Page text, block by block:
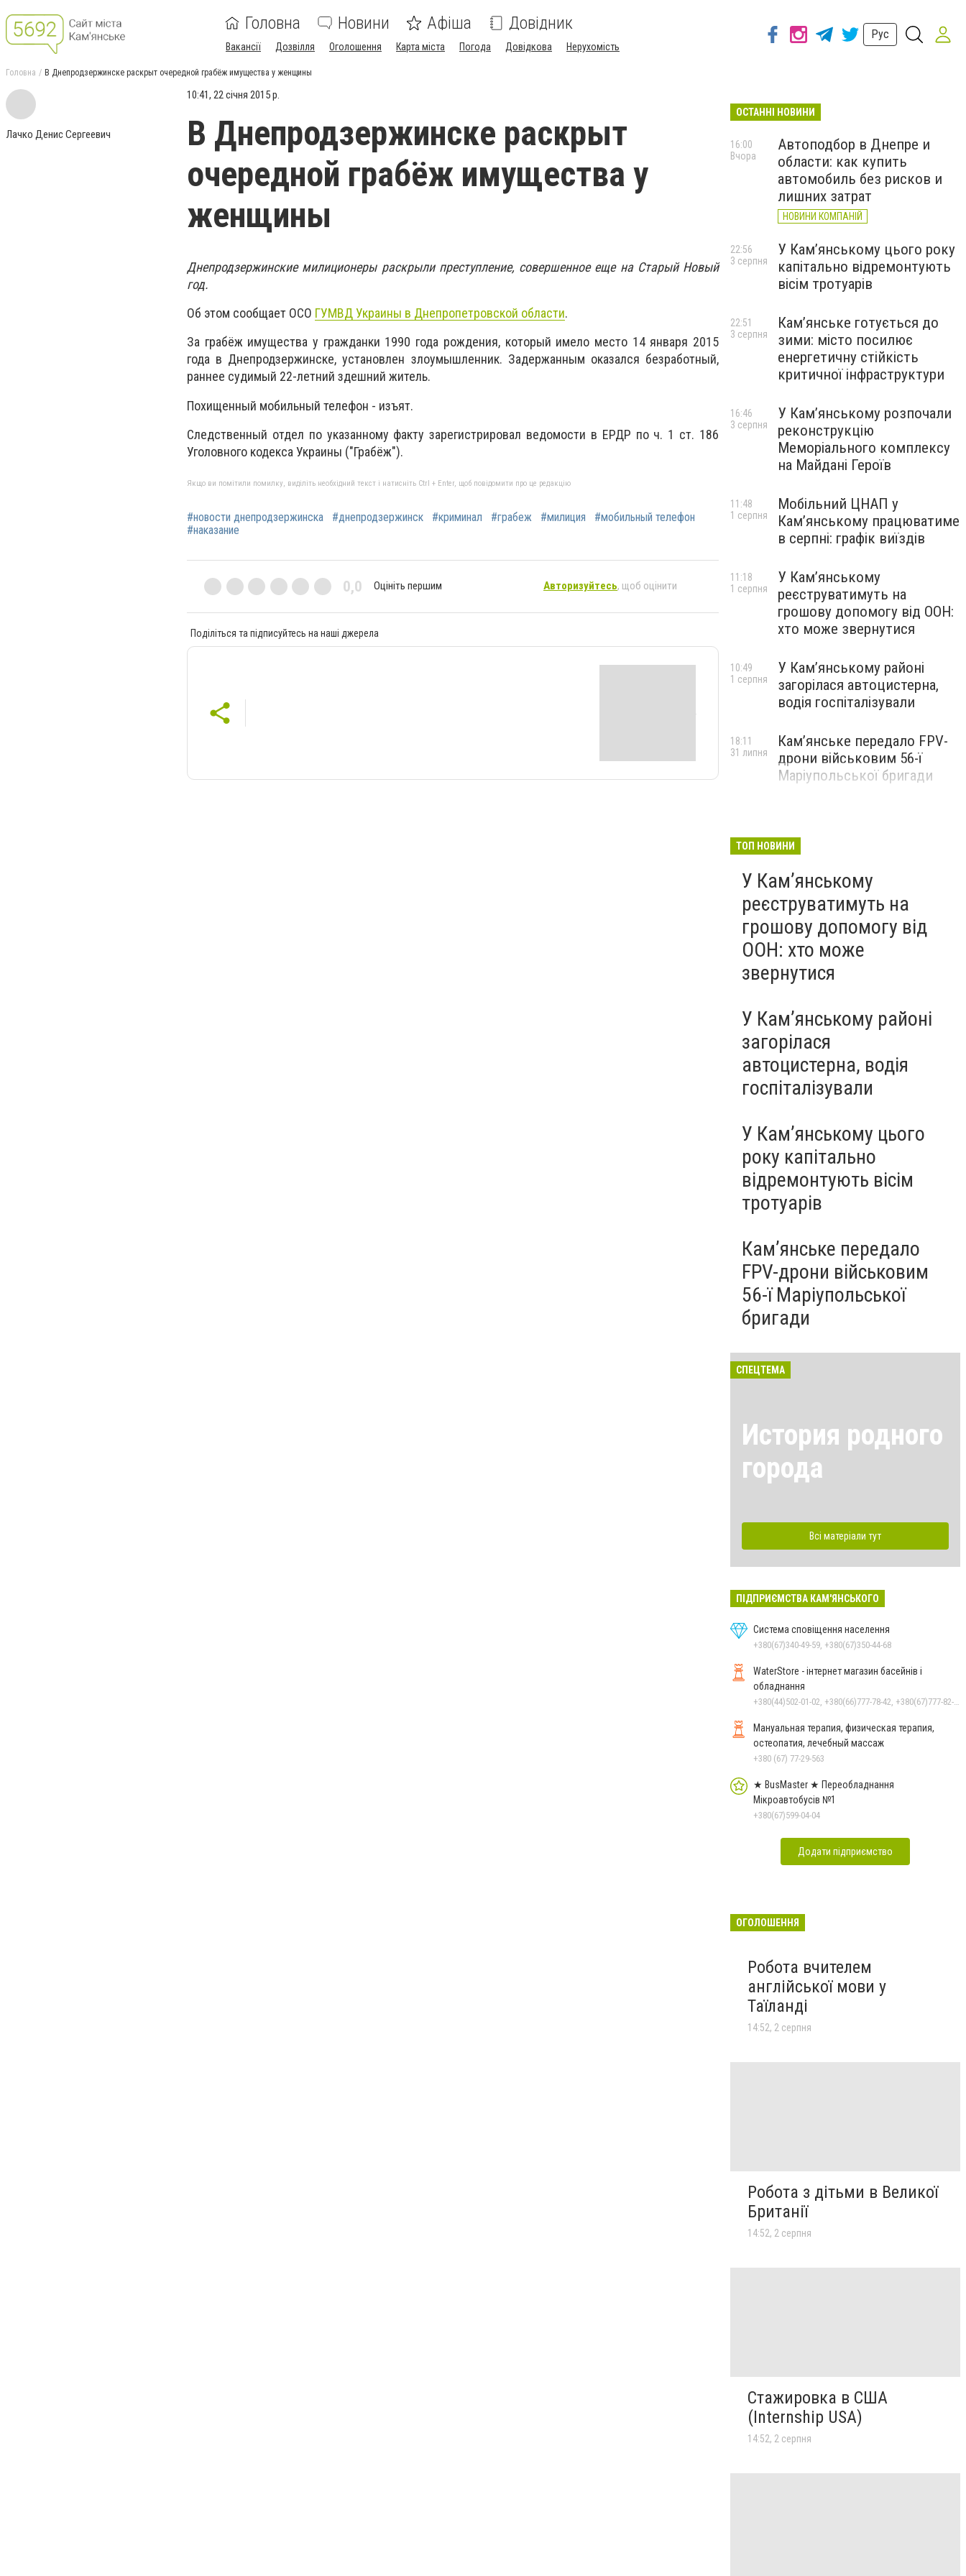
Головна Новини Афіша Довідник
Вакансії Дозвілля Оголошення Карта міста Погода Довідкова Нерухомість
Рус
Головна В Днепродзержинске раскрыт очередной грабёж имущества у женщины
Лачко Денис Сергеевич
10:41, 22 січня 2015 р.
В Днепродзержинске раскрыт
очередной грабёж имущества у
женщины
Днепродзержинские милиционеры раскрыли преступление, совершенное еще на Старый Новый
год.
Об этом сообщает ОСО ГУМВД Украины в Днепропетровской области.
За грабёж имущества у гражданки 1990 года рождения, который имело место 14 января 2015
года в Днепродзержинске, установлен злоумышленник. Задержанным оказался безработный,
раннее судимый 22-летний здешний житель.
Похищенный мобильный телефон - изъят.
Следственный отдел по указанному факту зарегистрировал ведомости в ЕРДР по ч. 1 ст. 186
Уголовного кодекса Украины ("Грабёж").
Якщо ви помітили помилку, виділіть необхідний текст і натисніть Ctrl + Enter, щоб повідомити про це редакцію
#новости днепродзержинска #днепродзержинск #криминал #грабеж #милиция
#мобильный телефон
#наказание
0,0 Оцініть першим Авторизуйтесь, щоб оцінити
Поділіться та підписуйтесь на наші джерела
ОСТАННІ НОВИНИ
Автоподбор в Днепре и
области: как купить
автомобиль без рисков и
лишних затрат
НОВИНИ КОМПАНІЙ
16:00
Вчора
У Кам’янському цього року
капітально відремонтують
вісім тротуарів
22:56
3 серпня
Кам’янське готується до
зими: місто посилює
енергетичну стійкість
критичної інфраструктури
22:51
3 серпня
У Кам’янському розпочали
реконструкцію
Меморіального комплексу
на Майдані Героїв
16:46
3 серпня
Мобільний ЦНАП у
Кам’янському працюватиме
в серпні: графік виїздів
11:48
1 серпня
У Кам’янському
реєструватимуть на
грошову допомогу від ООН:
хто може звернутися
11:18
1 серпня
У Кам’янському районі
загорілася автоцистерна,
водія госпіталізували
10:49
1 серпня
Кам’янське передало FPV-
дрони військовим 56-ї
Маріупольської бригади
18:11
31 липня
ТОП НОВИНИ
У Кам’янському
реєструватимуть на
грошову допомогу від
ООН: хто може
звернутися
У Кам’янському районі
загорілася
автоцистерна, водія
госпіталізували
У Кам’янському цього
року капітально
відремонтують вісім
тротуарів
Кам’янське передало
FPV-дрони військовим
56-ї Маріупольської
бригади
СПЕЦТЕМА
История родного
города
Всі матеріали тут
ПІДПРИЄМСТВА КАМ'ЯНСЬКОГО
Система сповіщення населення
+380(67)340-49-59, +380(67)350-44-68
WaterStore - інтернет магазин басейнів і
обладнання
Мануальная терапия, физическая терапия,
остеопатия, лечебный массаж
+380 (67) 77-29-563
★ BusMaster ★ Переобладнання
Мікроавтобусів №1
+380(67)599-04-04
Додати підприємство
ОГОЛОШЕННЯ
Робота вчителем
англійської мови у
Таїланді
14:52, 2 серпня
Робота з дітьми в Великої
Британії
14:52, 2 серпня
Стажировка в США
(Internship USA)
14:52, 2 серпня